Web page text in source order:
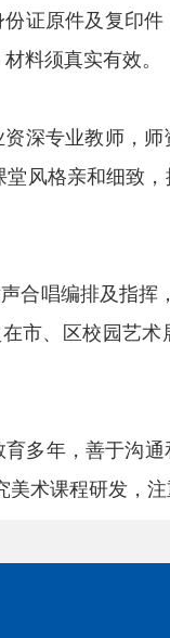
证原件及复印
料须真实有效。
深专业教师，
风格亲和细致
合唱编排及指挥
市、区校园艺
年，善于沟通
术课程研发，